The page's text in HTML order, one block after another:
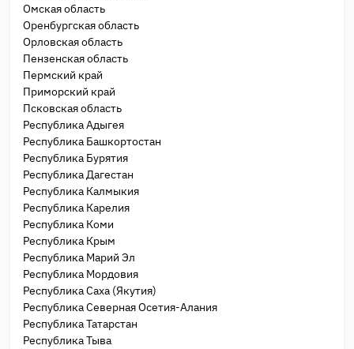
Омская область
Оренбургская область
Орловская область
Пензенская область
Пермский край
Приморский край
Псковская область
Республика Адыгея
Республика Башкортостан
Республика Бурятия
Республика Дагестан
Республика Калмыкия
Республика Карелия
Республика Коми
Республика Крым
Республика Марий Эл
Республика Мордовия
Республика Саха (Якутия)
Республика Северная Осетия-Алания
Республика Татарстан
Республика Тыва